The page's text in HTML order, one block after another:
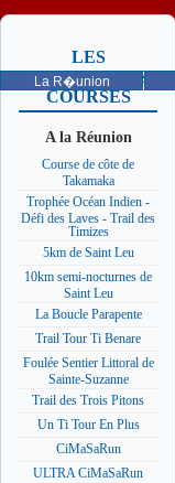
La R�union
LES
PROCHAINES
COURSES
A la Réunion
Course de côte de
Takamaka
Trophée Océan Indien -
Défi des Laves - Trail des
Timizes
5km de Saint Leu
10km semi-nocturnes de
Saint Leu
La Boucle Parapente
Trail Tour Ti Benare
Foulée Sentier Littoral de
Sainte-Suzanne
Trail des Trois Pitons
Un Ti Tour En Plus
CiMaSaRun
ULTRA CiMaSaRun